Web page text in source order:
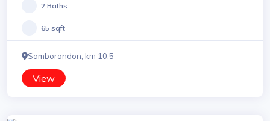
2 Baths
65 sqft
Samborondon, km 10,5
View